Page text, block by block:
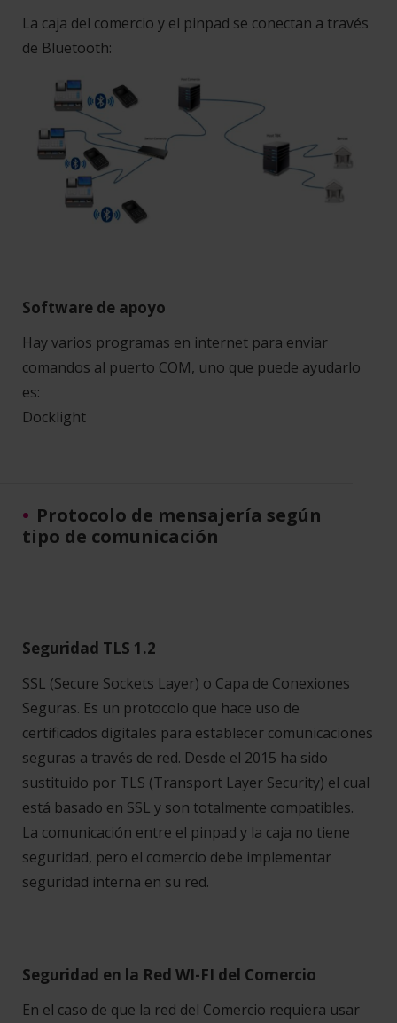
La caja del comercio y el pinpad se conectan a través
de Bluetooth:
Software de apoyo
Hay varios programas en internet para enviar
comandos al puerto COM, uno que puede ayudarlo
es:
Docklight
Protocolo de mensajería según
tipo de comunicación
Seguridad TLS 1.2
SSL (Secure Sockets Layer) o Capa de Conexiones
Seguras. Es un protocolo que hace uso de
certificados digitales para establecer comunicaciones
seguras a través de red. Desde el 2015 ha sido
sustituido por TLS (Transport Layer Security) el cual
está basado en SSL y son totalmente compatibles.
La comunicación entre el pinpad y la caja no tiene
seguridad, pero el comercio debe implementar
seguridad interna en su red.
Seguridad en la Red WI-FI del Comercio
En el caso de que la red del Comercio requiera usar